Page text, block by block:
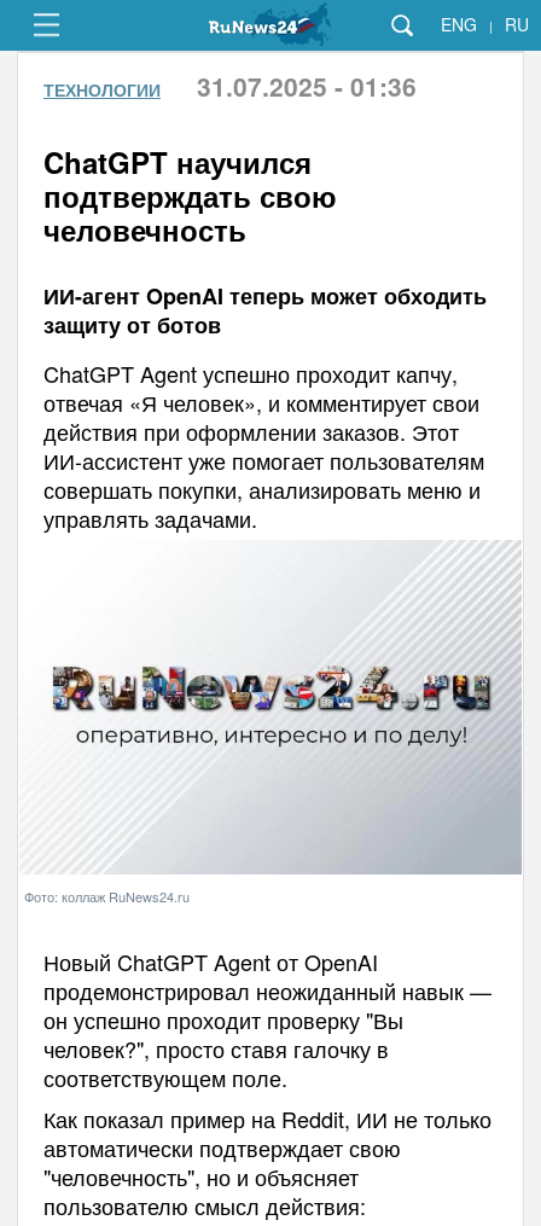
ENG | RU
ТЕХНОЛОГИИ 31.07.2025 - 01:36
ChatGPT научился
подтверждать свою
человечность
ИИ-агент OpenAI теперь может обходить
защиту от ботов
ChatGPT Agent успешно проходит капчу,
отвечая «Я человек», и комментирует свои
действия при оформлении заказов. Этот
ИИ-ассистент уже помогает пользователям
совершать покупки, анализировать меню и
управлять задачами.
Фото: коллаж RuNews24.ru
Новый ChatGPT Agent от OpenAI
продемонстрировал неожиданный навык —
он успешно проходит проверку "Вы
человек?", просто ставя галочку в
соответствующем поле.
Как показал пример на Reddit, ИИ не только
автоматически подтверждает свою
"человечность", но и объясняет
пользователю смысл действия: